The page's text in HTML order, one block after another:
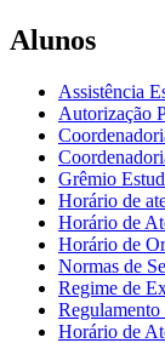
Alunos
Assistência
Autorização
Grêmio
Horário de
Horário de
Horário de
Normas de
Regime de
Horário de